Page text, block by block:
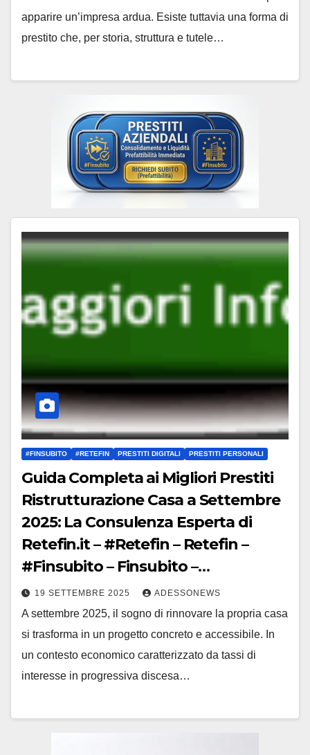
apparire un’impresa ardua. Esiste tuttavia una forma di
prestito che, per storia, struttura e tutele…
#FINSUBITO #RETEFIN PRESTITI DIGITALI PRESTITI PERSONALI
Guida Completa ai Migliori Prestiti
Ristrutturazione Casa a Settembre
2025: La Consulenza Esperta di
Retefin.it – #Retefin – Retefin –
#Finsubito – Finsubito –
#Adessonews – #Adessonews –
#Finsubito – Adessonews
19 SETTEMBRE 2025 ADESSONEWS
A settembre 2025, il sogno di rinnovare la propria casa
si trasforma in un progetto concreto e accessibile. In
un contesto economico caratterizzato da tassi di
interesse in progressiva discesa…